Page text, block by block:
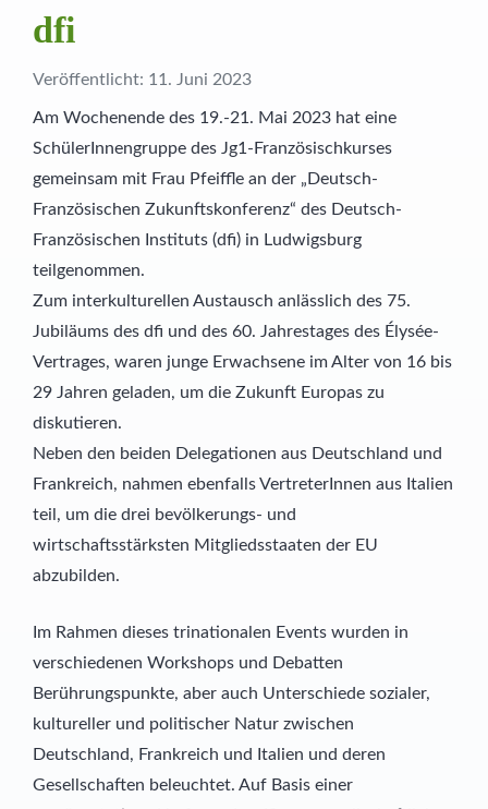
dfi
Veröffentlicht: 11. Juni 2023
Am Wochenende des 19.-21. Mai 2023 hat eine
SchülerInnengruppe des Jg1-Französischkurses
gemeinsam mit Frau Pfeiffle an der „Deutsch-
Französischen Zukunftskonferenz“ des Deutsch-
Französischen Instituts (dfi) in Ludwigsburg
teilgenommen.
Zum interkulturellen Austausch anlässlich des 75.
Jubiläums des dfi und des 60. Jahrestages des Élysée-
Vertrages, waren junge Erwachsene im Alter von 16 bis
29 Jahren geladen, um die Zukunft Europas zu
diskutieren.
Neben den beiden Delegationen aus Deutschland und
Frankreich, nahmen ebenfalls VertreterInnen aus Italien
teil, um die drei bevölkerungs- und
wirtschaftsstärksten Mitgliedsstaaten der EU
abzubilden.
Im Rahmen dieses trinationalen Events wurden in
verschiedenen Workshops und Debatten
Berührungspunkte, aber auch Unterschiede sozialer,
kultureller und politischer Natur zwischen
Deutschland, Frankreich und Italien und deren
Gesellschaften beleuchtet. Auf Basis einer
Freunde
Partner